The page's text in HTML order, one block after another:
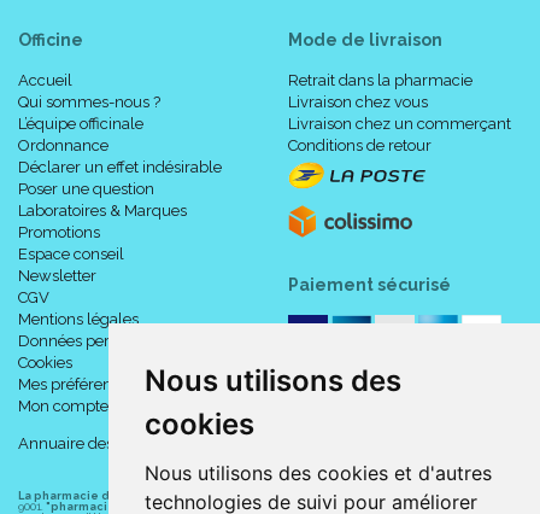
Nous utilisons des
cookies
Nous utilisons des cookies et d'autres
technologies de suivi pour améliorer
Officine
Accueil
Qui sommes-nous ?
L’équipe officinale
Ordonnance
Déclarer un effet indésirable
Poser une question
Laboratoires & Marques
Promotions
Espace conseil
Newsletter
CGV
Mentions légales
Données personnelles
Cookies
Mes préférences Cookies
Mon compte
Annuaire des pharmacies
Mode de livraison
Retrait dans la pharmacie
Livraison chez vous
Livraison chez un commerçant
Conditions de retour
Paiement sécurisé
La pharmacie du centre à Albert (80300) est une pharmacie française certifiée ISO
9001. "pharmacie-du-centre-albert.fr "est le site internet de la pharmacie du centre